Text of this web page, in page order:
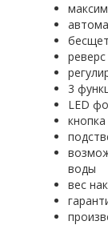
3
LED
воды
вес